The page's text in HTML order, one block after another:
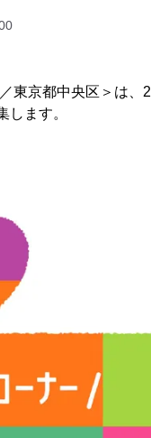
東京都中央区＞は、
ます。